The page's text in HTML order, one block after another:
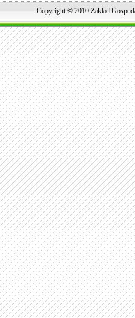
Copyright © 2010 Zakład